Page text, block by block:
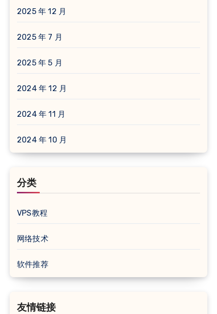
2025 年 12 月
2025 年 7 月
2025 年 5 月
2024 年 12 月
2024 年 11 月
2024 年 10 月
分类
VPS教程
网络技术
软件推荐
友情链接